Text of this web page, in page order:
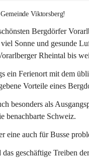
Viktorsberg!
Bergdörfer
Sonne und gesunde
Rheintal bis
ein Ferienort mit dem
Vorteile eines
besonders als
benachbarte Schweiz.
eine auch für Busse
geschäftige Treiben